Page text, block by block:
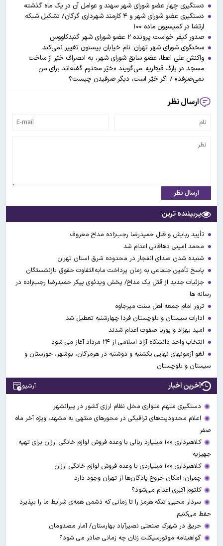
دستگیری چهار عضو‌ شورای شهر سهند و عوامل آن در یک ماه گذشته
دستگیری عضو شورای شهر و ۴ کارمند شهرداری گرگان/ تشکیل شبکه
ارتشا در کمیسیون ماده ۱۰۰
صدور کیفر خواست پرونده ۲ عضو شورای شهر گنبدکاووس
سخنگوی شورای شهر تهران: نام خیابان بیستون تغییر نمی‌کند
واکنش علی اعطا، عضو سابق شورای شهر، به انصراف خیّر از ساخت
مسجد در پارک قیطریه: می‌گویند «خیّر محترم گفته‌اند برای من
نمی‌صرفد» / اگر خیّر است، دیگر صرفیدن چیست؟
ارسال نظر
ارسال نظر
پربیننده ترین
تأیید ربایش و قتل حمیدرضا رجب‌زاده مداح معروف
محمد امینی دهاقانی اعدام شد
شنیده شدن صدای انفجار در محدوده شرق استان تهران
پاسخ تأمین‌اجتماعی به زمان پرداخت مابه‌التفاوت حقوق بازنشستگان
جزئیات جدید از قتل یک مداح/ پخش ویدئوی پیکر حمیدرضا رجب‌زاده در
رسانه ها
ترور امام جمعه اهل سنت میرجاوه
ادارات سیستان و بلوچستان فردا چهارشنبه تعطیل شد
امید بهزاد و پوریا صفوت اعدام شدند
انتخاب واحد دانشگاه آزاد اسلامی از ۲۴ مرداد آغاز می شود
لغو آزمونهای نهایی یکشنبه و دوشنبه در هرمزگان، بوشهر، خوزستان و
سیستان و بلوچستان
آخرین اخبار آرشیو
دستگیری متهم متواری مخل نظام ارزی کشور در پیرانشهر
اعلام محدودیت‌های ترافیکی در محورهای منتهی به مشهد، ویژه آخر ماه
صفر
کلاهبرداری ۱۰۰ میلیارد ریالی با وعده فروش لوازم خانگی ارزان برای تهیه
جهیزیه
کلاهبرداری ۱۰۰ میلیاردی با وعده فروش لوازم خانگی ارزان
چمران: امکان خروج پادگان‌ها از تهران وجود دارد
کلثوم اکبری اعدام می‌شود؟
سردار محبی: تنگه هرمز را تا زمانی که دشمن همه‌ی شرایط ما را بپذیرد
حفظ می‌کنیم
حریق در شهرک صنعتی نصیرآباد بهارستان/ آمار مصدومان
گواهینامه موتورسیکلت زنان چه زمانی صادر می شود؟